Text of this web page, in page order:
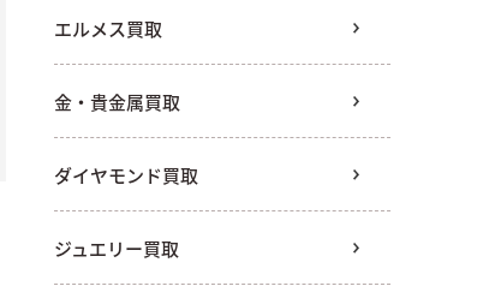
エルメス買取
金・貴金属買取
ダイヤモンド買取
ジュエリー買取